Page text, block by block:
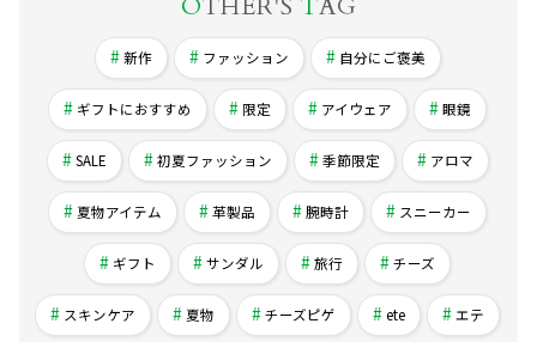
新作 ファッション 自分にご褒美
ギフトにおすすめ 限定 アイウェア 眼鏡
SALE 初夏ファッション 季節限定 アロマ
夏物アイテム 革製品 腕時計 スニーカー
ギフト サンダル 旅行 チーズ
スキンケア 夏物 チーズピゲ ete エテ